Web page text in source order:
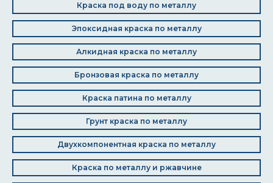
Краска под воду по металлу
Эпоксидная краска по металлу
Алкидная краска по металлу
Бронзовая краска по металлу
Краска патина по металлу
Грунт краска по металлу
Двухкомпонентная краска по металлу
Краска по металлу и ржавчине